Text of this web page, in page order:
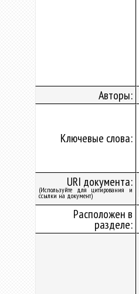
Авторы:
Ключевые слова:
URI документа:
(Используйте для цитирования и
ссылки на документ)
Расположен в
разделе: